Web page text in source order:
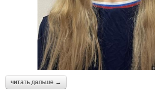
читать дальше →